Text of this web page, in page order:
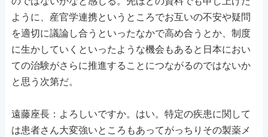
ように、産官学連携というところでお互いの不安や疑問
を適切に議論し合うといったなかで高め合うとか、制度
に生かしていくといったような機会もあると日本におい
ての治験がさらに推進することにつながるのではないか
と思う次第だ。
遠藤座長：よろしいですか。はい。特定の疾患に関して
は患者さん大変強いところもあってがっちりその製薬メ